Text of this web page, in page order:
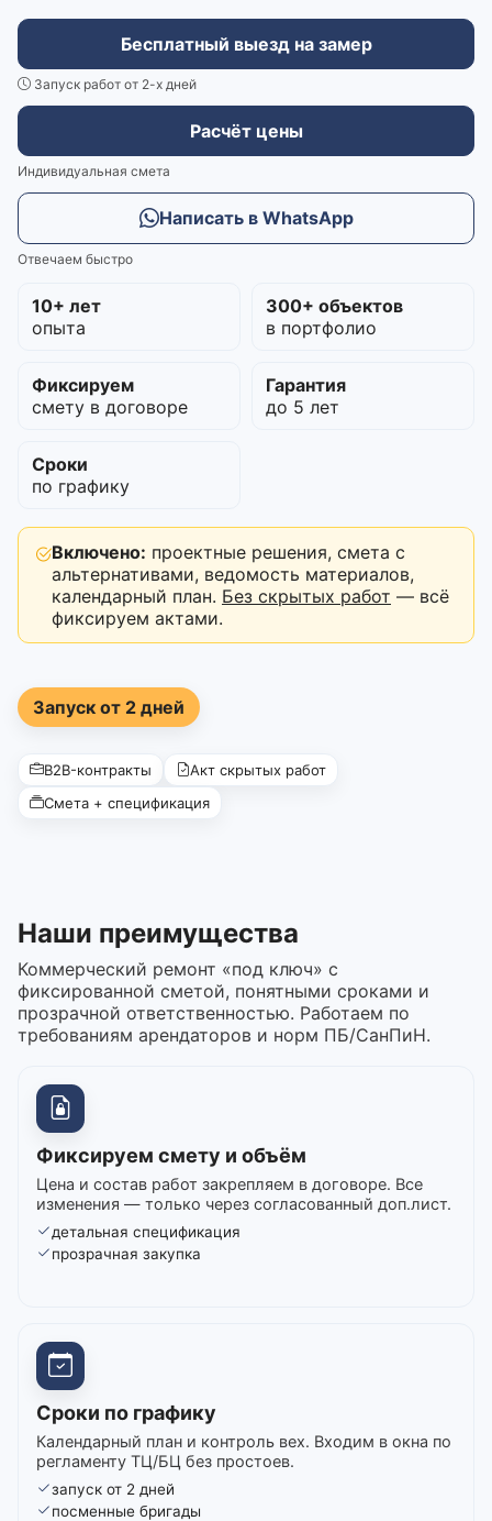
Бесплатный выезд на замер
Запуск работ от 2-х дней
Расчёт цены
Индивидуальная смета
Написать в WhatsApp
Отвечаем быстро
10+ лет
опыта
300+ объектов
в портфолио
Фиксируем
смету в договоре
Гарантия
до 5 лет
Сроки
по графику
Включено: проектные решения, смета с
альтернативами, ведомость материалов,
календарный план. Без скрытых работ — всё
фиксируем актами.
Запуск от 2 дней
B2B-контракты
Акт скрытых работ
Смета + спецификация
Наши преимущества
Коммерческий ремонт «под ключ» с
фиксированной сметой, понятными сроками и
прозрачной ответственностью. Работаем по
требованиям арендаторов и норм ПБ/СанПиН.
Фиксируем смету и объём
Цена и состав работ закрепляем в договоре. Все
изменения — только через согласованный доп.лист.
детальная спецификация
прозрачная закупка
Сроки по графику
Календарный план и контроль вех. Входим в окна по
регламенту ТЦ/БЦ без простоев.
запуск от 2 дней
посменные бригады